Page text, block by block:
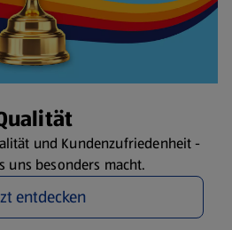
und Kundenzufriedenheit -
uns besonders macht.
entdecken